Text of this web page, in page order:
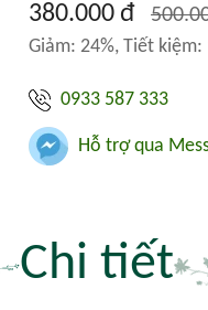
380.000 đ
Giảm: 24%, Tiết
0933 587 333
Hỗ trợ qua
Chi tiết